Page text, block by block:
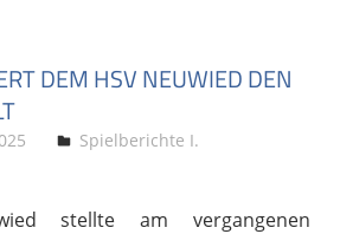
DEM HSV NEUWIED DEN
Stephan P.
Spielberichte I.
stellte am vergangenen